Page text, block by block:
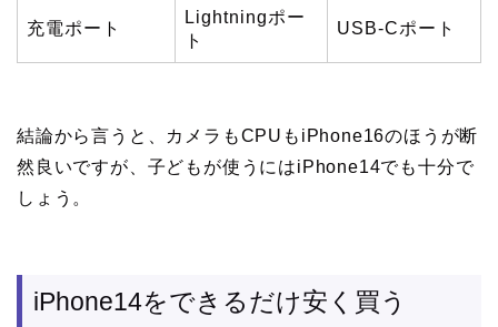
充電ポート
Lightningポー
ト
USB-Cポート
結論から言うと、カメラもCPUもiPhone16のほうが断
然良いですが、子どもが使うにはiPhone14でも十分で
しょう。
iPhone14をできるだけ安く買う